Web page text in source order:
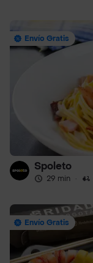
Envío Gratis
Spoleto
29 min ·
Envío Gratis